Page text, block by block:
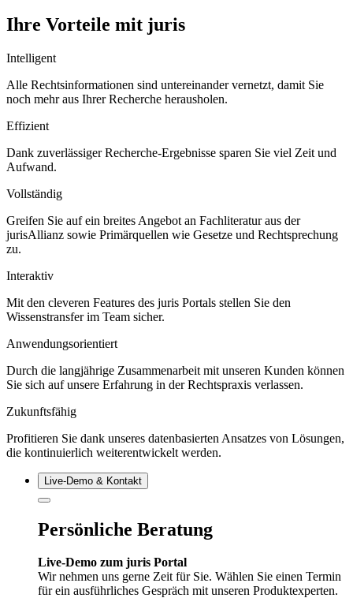
Ihre Vorteile mit juris
Intelligent
Alle Rechtsinformationen sind untereinander vernetzt, damit Sie
noch mehr aus Ihrer Recherche herausholen.
Effizient
Dank zuverlässiger Recherche-Ergebnisse sparen Sie viel Zeit und
Aufwand.
Vollständig
Greifen Sie auf ein breites Angebot an Fachliteratur aus der
jurisAllianz sowie Primärquellen wie Gesetze und Rechtsprechung
zu.
Interaktiv
Mit den cleveren Features des juris Portals stellen Sie den
Wissenstransfer im Team sicher.
Anwendungsorientiert
Durch die langjährige Zusammenarbeit mit unseren Kunden können
Sie sich auf unsere Erfahrung in der Rechtspraxis verlassen.
Zukunftsfähig
Profitieren Sie dank unseres datenbasierten Ansatzes von Lösungen,
die kontinuierlich weiterentwickelt werden.
Live‑Demo & Kontakt
Persönliche Beratung
Live-Demo zum juris Portal
Wir nehmen uns gerne Zeit für Sie. Wählen Sie einen Termin
für ein ausführliches Gespräch mit unseren Produktexperten.